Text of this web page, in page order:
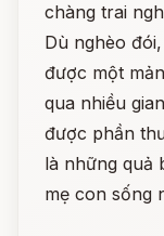
chàng trai
Dù nghèo
được một
qua nhiều
được phần
là những quả
mẹ con sống